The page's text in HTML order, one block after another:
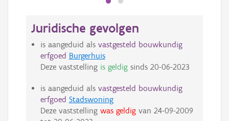
Juridische gevolgen
is aangeduid als vastgesteld bouwkundig
erfgoed Burgerhuis
Deze vaststelling is geldigsinds 20-06-2023
is aangeduid als vastgesteld bouwkundig
erfgoed Stadswoning
Deze vaststelling was geldigvan 24-09-2009